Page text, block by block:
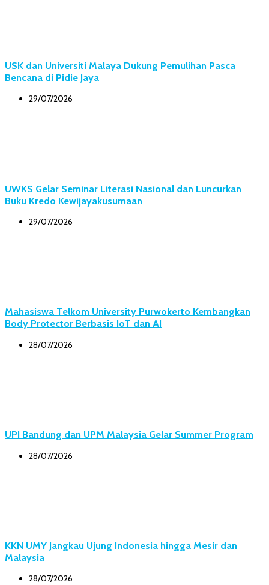
USK dan Universiti Malaya Dukung Pemulihan Pasca
Bencana di Pidie Jaya
29/07/2026
UWKS Gelar Seminar Literasi Nasional dan Luncurkan
Buku Kredo Kewijayakusumaan
29/07/2026
Mahasiswa Telkom University Purwokerto Kembangkan
Body Protector Berbasis IoT dan AI
28/07/2026
UPI Bandung dan UPM Malaysia Gelar Summer Program
28/07/2026
KKN UMY Jangkau Ujung Indonesia hingga Mesir dan
Malaysia
28/07/2026